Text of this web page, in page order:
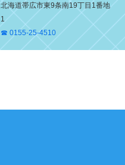
北海道帯広市東9条南19丁目1番地
1
☎ 0155-25-4510